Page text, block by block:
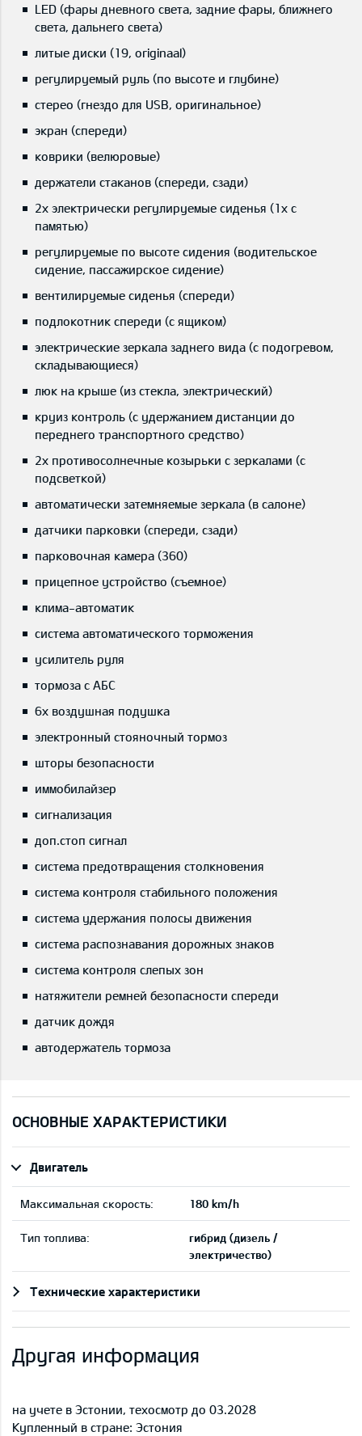
LED (фары дневного света, задние фары, ближнего
света, дальнего света)
литые диски (19, originaal)
регулируемый руль (по высоте и глубине)
стерео (гнездо для USB, оригинальное)
экран (спереди)
коврики (велюровые)
держатели стаканов (спереди, сзади)
2x электрически регулируемые сиденья (1x с
памятью)
регулируемые по высоте сидения (водительское
сидение, пассажирское сидение)
вентилируемые сиденья (спереди)
подлокотник спереди (с ящиком)
электрические зеркала заднего вида (с подогревом,
складывающиеся)
люк на крыше (из стекла, электрический)
круиз контроль (с удержанием дистанции до
переднего транспортного средство)
2x противосолнечные козырьки с зеркалами (с
подсветкой)
автоматически затемняемые зеркала (в салоне)
датчики парковки (спереди, сзади)
парковочная камера (360)
прицепное устройство (съемное)
клима-автоматик
система автоматического торможения
усилитель руля
тормоза с АБС
6x воздушная подушка
электронный стояночный тормоз
шторы безопасности
иммобилайзер
сигнализация
доп.стоп сигнал
система предотвращения столкновения
система контроля стабильного положения
система удержания полосы движения
система распознавания дорожных знаков
система контроля слепых зон
натяжители ремней безопасности спереди
датчик дождя
автодержатель тормоза
ОСНОВНЫЕ ХАРАКТЕРИСТИКИ
Двигатель
Максимальная скорость: 180 km/h
Тип топлива:
гибрид (дизель /
электричество)
Технические характеристики
Другая информация
на учете в Эстонии, техосмотр до 03.2028
Купленный в стране: Эстония